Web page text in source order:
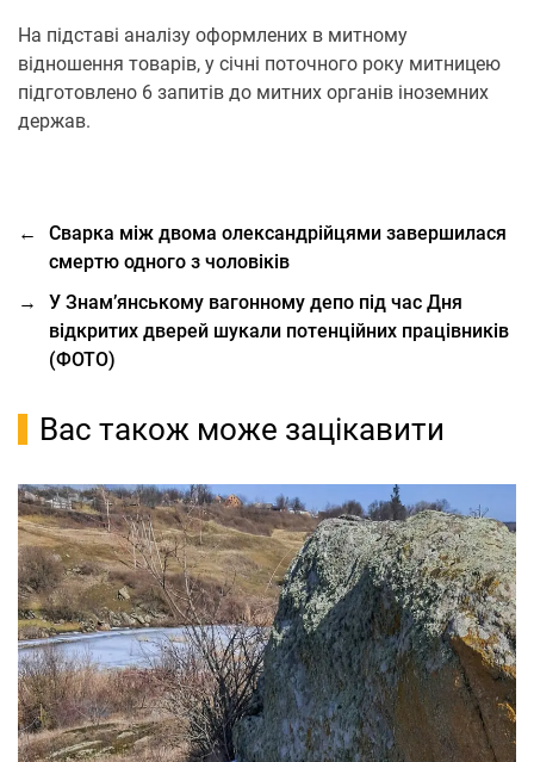
На підставі аналізу оформлених в митному
відношення товарів, у січні поточного року митницею
підготовлено 6 запитів до митних органів іноземних
держав.
←
Сварка між двома олександрійцями завершилася
смертю одного з чоловіків
→
У Знам’янському вагонному депо під час Дня
відкритих дверей шукали потенційних працівників
(ФОТО)
Вас також може зацікавити